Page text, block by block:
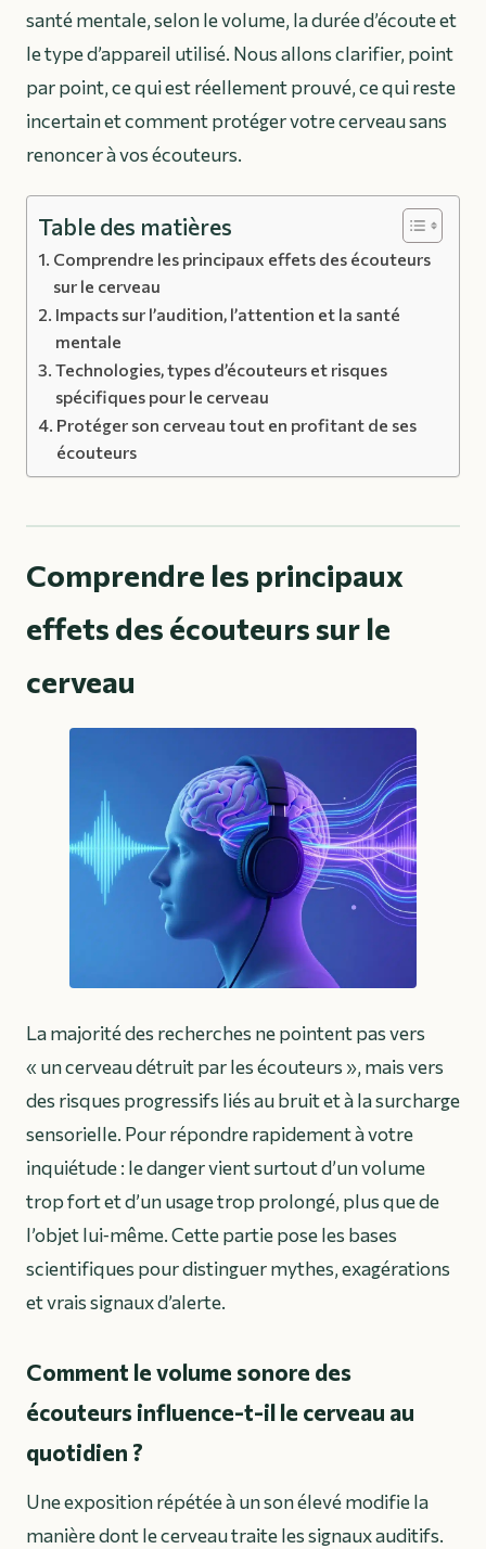
santé mentale, selon le volume, la durée d’écoute et
le type d’appareil utilisé. Nous allons clarifier, point
par point, ce qui est réellement prouvé, ce qui reste
incertain et comment protéger votre cerveau sans
renoncer à vos écouteurs.
Table des matières
Comprendre les principaux effets des écouteurs
sur le cerveau
Impacts sur l’audition, l’attention et la santé
mentale
Technologies, types d’écouteurs et risques
spécifiques pour le cerveau
Protéger son cerveau tout en profitant de ses
écouteurs
Comprendre les principaux
effets des écouteurs sur le
cerveau
La majorité des recherches ne pointent pas vers
« un cerveau détruit par les écouteurs », mais vers
des risques progressifs liés au bruit et à la surcharge
sensorielle. Pour répondre rapidement à votre
inquiétude : le danger vient surtout d’un volume
trop fort et d’un usage trop prolongé, plus que de
l’objet lui‑même. Cette partie pose les bases
scientifiques pour distinguer mythes, exagérations
et vrais signaux d’alerte.
Comment le volume sonore des
écouteurs influence-t-il le cerveau au
quotidien ?
Une exposition répétée à un son élevé modifie la
manière dont le cerveau traite les signaux auditifs.